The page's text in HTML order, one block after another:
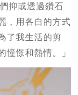
抑或透過鑽石
，用各自的方式
了我生活的剪
憧憬和熱情。」